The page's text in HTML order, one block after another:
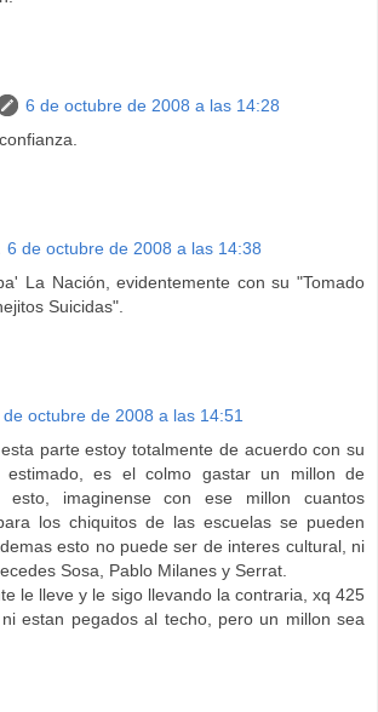
6 de octubre de 2008 a las 14:28
6 de octubre de 2008 a las 14:38
La Nación, evidentemente con su "Tomado
Suicidas".
de octubre de 2008 a las 14:51
parte estoy totalmente de acuerdo con su
estimado, es el colmo gastar un millon de
esto, imaginense con ese millon cuantos
los chiquitos de las escuelas se pueden
esto no puede ser de interes cultural, ni
Sosa, Pablo Milanes y Serrat.
le lleve y le sigo llevando la contraria, xq 425
estan pegados al techo, pero un millon sea